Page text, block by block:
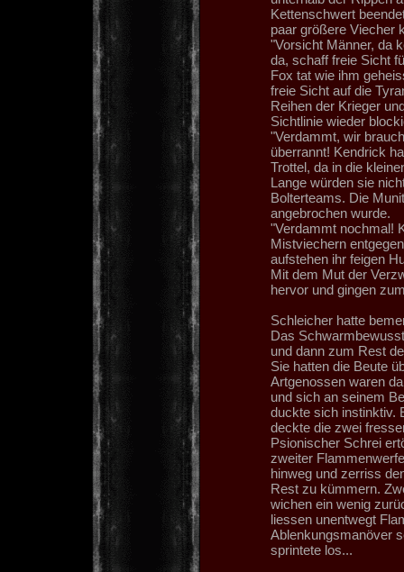
Kettenschwert
paar größere Viecher
"Vorsicht Männer, da
da, schaff freie Sicht
Fox tat wie ihm
freie Sicht auf die
Reihen der Krieger
Sichtlinie wieder
"Verdammt, wir
überrannt! Kendrick
Trottel, da in die
Lange würden sie
Bolterteams. Die
angebrochen wurde.
"Verdammt nochmal!
Mistviechern
aufstehen ihr feigen
Mit dem Mut der
hervor und gingen
Schleicher hatte
Das
und dann zum Rest
Sie hatten die Beute
Artgenossen waren
und sich an seinem
duckte sich instinktiv.
deckte die zwei
Psionischer Schrei
zweiter
hinweg und zerriss
Rest zu kümmern.
wichen ein wenig
liessen unentwegt
Ablenkungsmanöver
sprintete los...